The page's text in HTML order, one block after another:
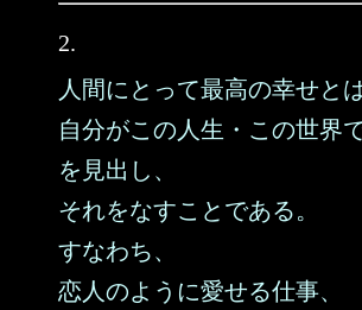
2.
人間にとって最高の幸せとは
自分がこの人生・この世界
を見出し、
それをなすことである。
すなわち、
恋人のように愛せる仕事、